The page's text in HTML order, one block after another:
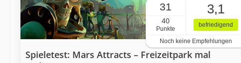
31
40
Punkte
3,1
befriedigend
Noch keine Empfehlungen
Spieletest: Mars Attracts – Freizeitpark mal